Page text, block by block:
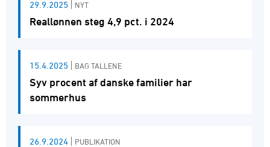
29.9.2025 NYT
Reallønnen steg 4,9 pct. i 2024
15.4.2025 BAG TALLENE
Syv procent af danske familier har
sommerhus
26.9.2024 PUBLIKATION